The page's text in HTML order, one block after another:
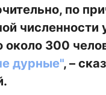
по
численности
около 300
дурные", –